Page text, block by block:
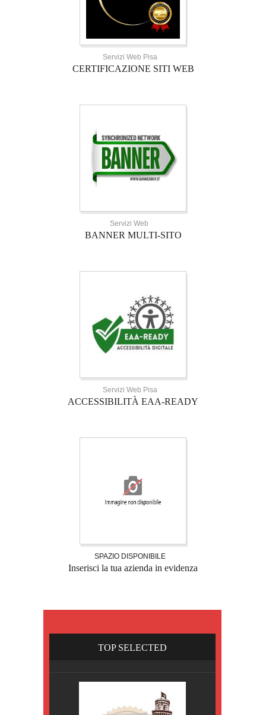
Servizi Web Pisa
CERTIFICAZIONE SITI WEB
Servizi Web
BANNER MULTI-SITO
Servizi Web Pisa
ACCESSIBILITÀ EAA-READY
SPAZIO DISPONIBILE
Inserisci la tua azienda in evidenza
TOP SELECTED